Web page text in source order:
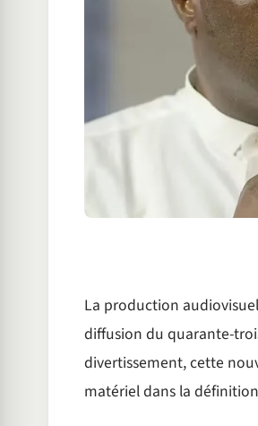
La production
diffusion du quarante-
divertissement, cette
matériel dans la